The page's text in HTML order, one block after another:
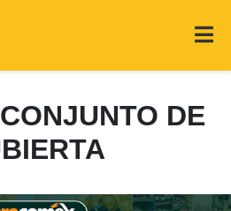
DE